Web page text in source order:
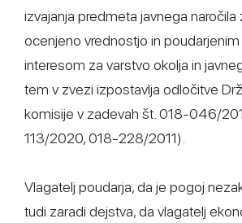
izvajanja predmeta javnega naročila
ocenjeno vrednostjo in poudarjenim
interesom za varstvo okolja in
tem v zvezi izpostavlja odločitve
komisije v zadevah št. 018-046/
113/2020, 018-228/2011).
Vlagatelj poudarja, da je pogoj
tudi zaradi dejstva, da vlagatelj